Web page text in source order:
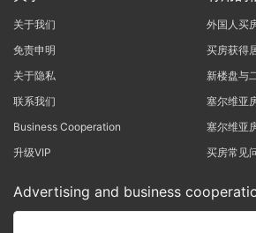
关于我们
免责申明
关于隐私
联系我们
Business Cooperation
升级VIP
外国人买
买房获得
新楼盘与
塞尔维亚
塞尔维亚
买房常见
Advertising and business